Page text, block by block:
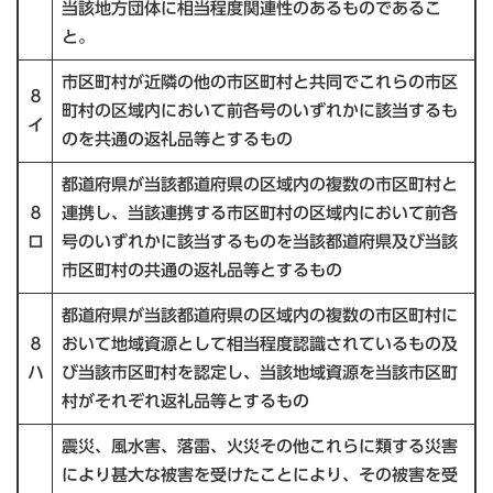
当該地方団体に相当程度関連性のあるものであるこ
と。
８
イ
市区町村が近隣の他の市区町村と共同でこれらの市区
町村の区域内において前各号のいずれかに該当するも
のを共通の返礼品等とするもの
８
ロ
都道府県が当該都道府県の区域内の複数の市区町村と
連携し、当該連携する市区町村の区域内において前各
号のいずれかに該当するものを当該都道府県及び当該
市区町村の共通の返礼品等とするもの
８
ハ
都道府県が当該都道府県の区域内の複数の市区町村に
おいて地域資源として相当程度認識されているもの及
び当該市区町村を認定し、当該地域資源を当該市区町
村がそれぞれ返礼品等とするもの
震災、風水害、落雷、火災その他これらに類する災害
により甚大な被害を受けたことにより、その被害を受